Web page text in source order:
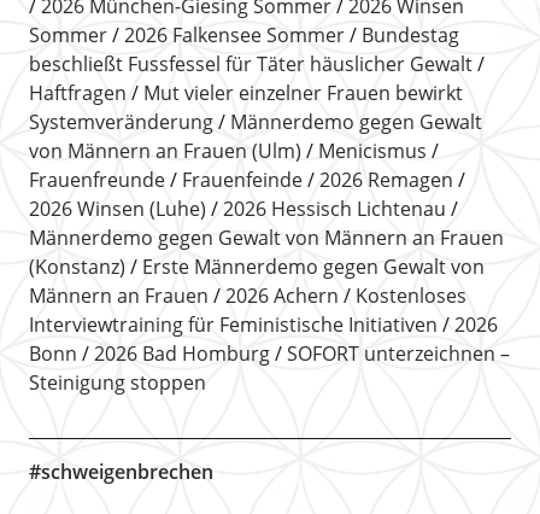
2026 München-Giesing Sommer
2026 Winsen
Sommer
2026 Falkensee Sommer
Bundestag
beschließt Fussfessel für Täter häuslicher Gewalt
Haftfragen
Mut vieler einzelner Frauen bewirkt
Systemveränderung
Männerdemo gegen Gewalt
von Männern an Frauen (Ulm)
Menicismus
Frauenfreunde
Frauenfeinde
2026 Remagen
2026 Winsen (Luhe)
2026 Hessisch Lichtenau
Männerdemo gegen Gewalt von Männern an Frauen
(Konstanz)
Erste Männerdemo gegen Gewalt von
Männern an Frauen
2026 Achern
Kostenloses
Interviewtraining für Feministische Initiativen
2026
Bonn
2026 Bad Homburg
SOFORT unterzeichnen –
Steinigung stoppen
#schweigenbrechen